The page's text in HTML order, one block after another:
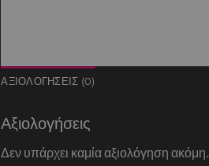
ΑΞΙΟΛΟΓΉΣΕΙΣ (0)
Αξιολογήσεις
Δεν υπάρχει καμία αξιολόγηση ακόμη.